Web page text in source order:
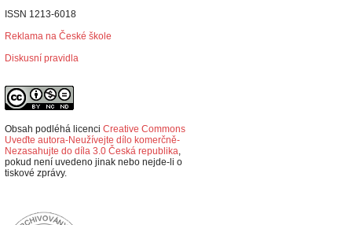
ISSN 1213-6018
Reklama na České škole
Diskusní pravidla
Obsah podléhá licenci Creative Commons
Uveďte autora-Neužívejte dílo komerčně-
Nezasahujte do díla 3.0 Česká republika,
pokud není uvedeno jinak nebo nejde-li o
tiskové zprávy.